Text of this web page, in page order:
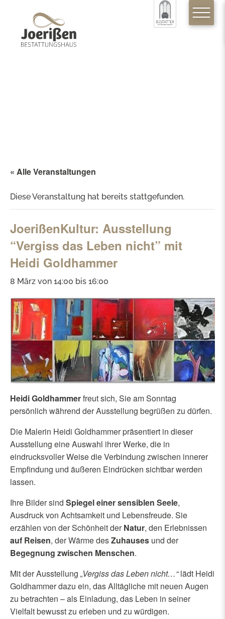
« Alle Veranstaltungen
Diese Veranstaltung hat bereits stattgefunden.
JoerißenKultur: Ausstellung
“Vergiss das Leben nicht” mit
Heidi Goldhammer
8 März von 14:00 bis 16:00
Heidi Goldhammerfreut sich, Sie am Sonntag
persönlich während der Ausstellung begrüßen zu dürfen.
Die Malerin Heidi Goldhammer präsentiert in dieser
Ausstellung eine Auswahl ihrer Werke, die in
eindrucksvoller Weise die Verbindung zwischen innerer
Empfindung und äußeren Eindrücken sichtbar werden
lassen.
Ihre Bilder sind Spiegel einer sensiblen Seele,
Ausdruck von Achtsamkeit und Lebensfreude. Sie
erzählen von der Schönheit derNatur, den Erlebnissen
auf Reisen, der Wärme desZuhauses und der
Begegnung zwischen Menschen.
Mit der Ausstellung „Vergiss das Leben nicht…“lädt Heidi
Goldhammer dazu ein, das Alltägliche mit neuen Augen
zu betrachten – als Einladung, das Leben in seiner
Vielfalt bewusst zu erleben und zu würdigen.